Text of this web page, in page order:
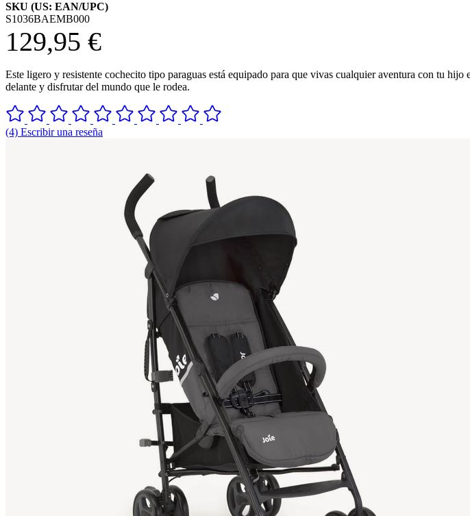
SKU (US: EAN/UPC)
S1036BAEMB000
129,95 €
Este ligero y resistente cochecito tipo paraguas está equipado para que vivas cualquier aventura con tu
delante y disfrutar del mundo que le rodea.
(4) Escribir una reseña